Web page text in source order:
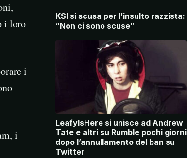
i loro
i
i
KSI si scusa per l’insulto razzista:
“Non ci sono scuse”
LeafyIsHere si unisce ad Andrew
Tate e altri su Rumble pochi giorni
dopo l’annullamento del ban su
Twitter